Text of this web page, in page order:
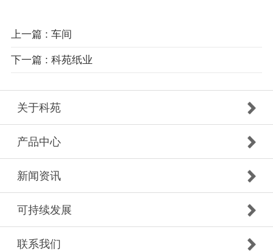
上一篇 : 车间
下一篇 : 科苑纸业
关于科苑
产品中心
新闻资讯
可持续发展
联系我们